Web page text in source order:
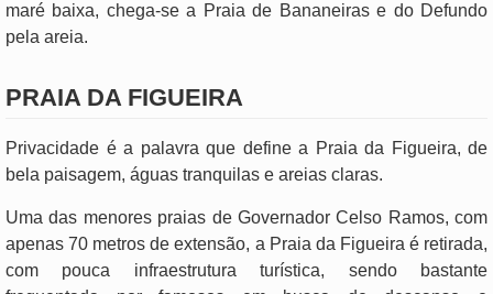
maré baixa, chega-se a Praia de Bananeiras e do Defundo
pela areia.
PRAIA DA FIGUEIRA
Privacidade é a palavra que define a Praia da Figueira, de
bela paisagem, águas tranquilas e areias claras.
Uma das menores praias de Governador Celso Ramos, com
apenas 70 metros de extensão, a Praia da Figueira é retirada,
com pouca infraestrutura turística, sendo bastante